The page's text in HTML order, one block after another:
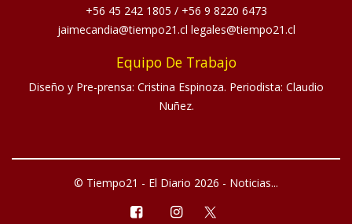
+56 45 242 1805 / +56 9 8220 6473
jaimecandia@tiempo21.cl legales@tiempo21.cl
Equipo De Trabajo
Diseño y Pre-prensa: Cristina Espinoza. Periodista: Claudio
Nuñez.
© Tiempo21 - El Diario 2026 - Noticias...